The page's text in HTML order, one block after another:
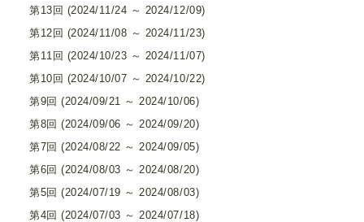
第13回 (2024/11/24 ～ 2024/12/09)
第12回 (2024/11/08 ～ 2024/11/23)
第11回 (2024/10/23 ～ 2024/11/07)
第10回 (2024/10/07 ～ 2024/10/22)
第9回 (2024/09/21 ～ 2024/10/06)
第8回 (2024/09/06 ～ 2024/09/20)
第7回 (2024/08/22 ～ 2024/09/05)
第6回 (2024/08/03 ～ 2024/08/20)
第5回 (2024/07/19 ～ 2024/08/03)
第4回 (2024/07/03 ～ 2024/07/18)